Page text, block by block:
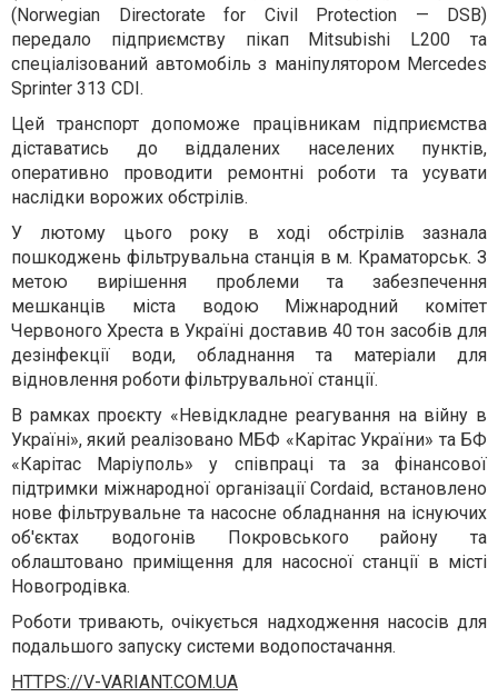
(Norwegian Directorate for Civil Protection — DSB)
передало підприємству пікап Mitsubishi L200 та
спеціалізований автомобіль з маніпулятором Mercedes
Sprinter 313 CDI.
Цей транспорт допоможе працівникам підприємства
діставатись до віддалених населених пунктів,
оперативно проводити ремонтні роботи та усувати
наслідки ворожих обстрілів.
У лютому цього року в ході обстрілів зазнала
пошкоджень фільтрувальна станція в м. Краматорськ. З
метою вирішення проблеми та забезпечення
мешканців міста водою Міжнародний комітет
Червоного Хреста в Україні доставив 40 тон засобів для
дезінфекції води, обладнання та матеріали для
відновлення роботи фільтрувальної станції.
В рамках проєкту «Невідкладне реагування на війну в
Україні», який реалізовано МБФ «Карітас України» та БФ
«Карітас Маріуполь» у співпраці та за фінансової
підтримки міжнародної організації Cordaid, встановлено
нове фільтрувальне та насосне обладнання на існуючих
об'єктах водогонів Покровського району та
облаштовано приміщення для насосної станції в місті
Новогродівка.
Роботи тривають, очікується надходження насосів для
подальшого запуску системи водопостачання.
HTTPS://V-VARIANT.COM.UA